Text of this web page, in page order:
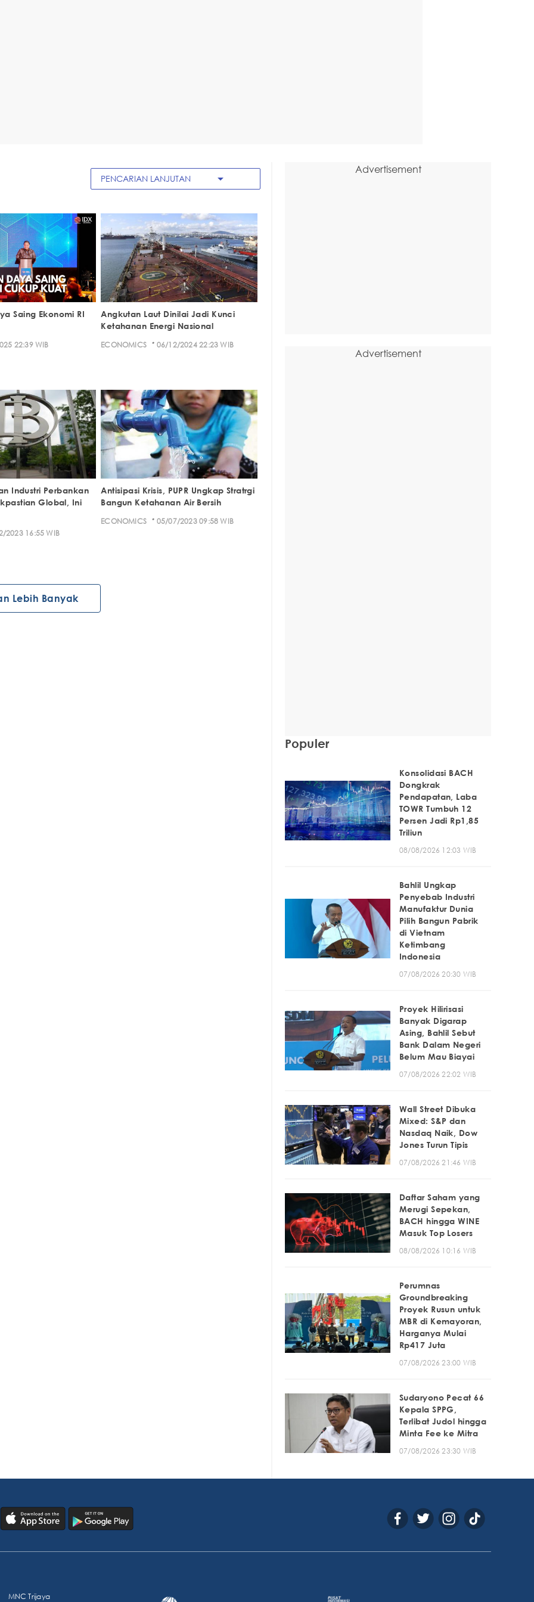
PENCARIAN LANJUTAN arrow_drop_down
Saing Ekonomi RI
22:39 WIB
Angkutan Laut Dinilai Jadi Kunci
Ketahanan Energi Nasional
ECONOMICS · 06/12/2024 22:23 WIB
Industri Perbankan
Global, Ini
2023 16:55 WIB
Antisipasi Krisis, PUPR Ungkap Stratrgi
Bangun Ketahanan Air Bersih
ECONOMICS · 05/07/2023 09:58 WIB
Lebih Banyak
Advertisement
Advertisement
Populer
Konsolidasi BACH
Dongkrak
Pendapatan, Laba
TOWR Tumbuh 12
Persen Jadi Rp1,85
Triliun
08/08/2026 12:03 WIB
Bahlil Ungkap
Penyebab Industri
Manufaktur Dunia
Pilih Bangun Pabrik
di Vietnam
Ketimbang
Indonesia
07/08/2026 20:30 WIB
Proyek Hilirisasi
Banyak Digarap
Asing, Bahlil Sebut
Bank Dalam Negeri
Belum Mau Biayai
07/08/2026 22:02 WIB
Wall Street Dibuka
Mixed: S&P dan
Nasdaq Naik, Dow
Jones Turun Tipis
07/08/2026 21:46 WIB
Daftar Saham yang
Merugi Sepekan,
BACH hingga WINE
Masuk Top Losers
08/08/2026 10:16 WIB
Perumnas
Groundbreaking
Proyek Rusun untuk
MBR di Kemayoran,
Harganya Mulai
Rp417 Juta
07/08/2026 23:00 WIB
Sudaryono Pecat 66
Kepala SPPG,
Terlibat Judol hingga
Minta Fee ke Mitra
07/08/2026 23:30 WIB
MNC Trijaya